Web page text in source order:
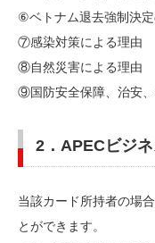
⑥ベトナム退去強制決
⑦感染対策による理由
⑧自然災害による理由
⑨国防安全保障、治安
2．APECビジ
当該カード所持者の場
とができます。